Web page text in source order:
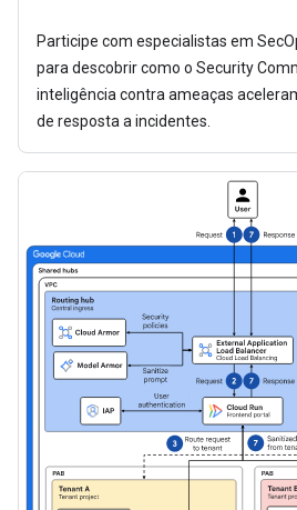
Participe com especialistas em
para descobrir como o Security
inteligência contra ameaças
de resposta a incidentes.